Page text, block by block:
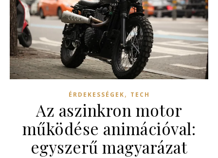
ÉRDEKESSÉGEK, TECH
Az aszinkron motor
működése animációval:
egyszerű magyarázat